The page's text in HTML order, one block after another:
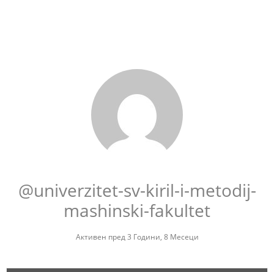
@univerzitet-sv-kiril-i-metodij-
mashinski-fakultet
Активен пред 3 Години, 8 Месеци